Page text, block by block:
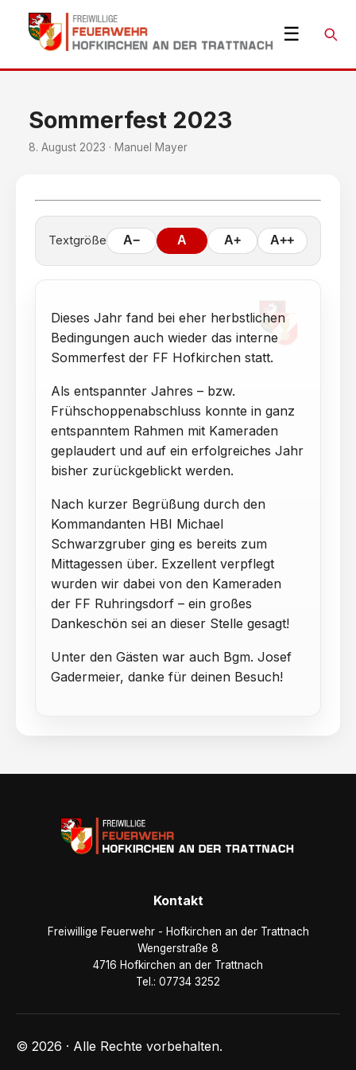
☰ Suche
Sommerfest 2023
8. August 2023 · Manuel Mayer
Textgröße A− A A+ A++
Dieses Jahr fand bei eher herbstlichen
Bedingungen auch wieder das interne
Sommerfest der FF Hofkirchen statt.
Als entspannter Jahres – bzw.
Frühschoppenabschluss konnte in ganz
entspanntem Rahmen mit Kameraden
geplaudert und auf ein erfolgreiches Jahr
bisher zurückgeblickt werden.
Nach kurzer Begrüßung durch den
Kommandanten HBI Michael
Schwarzgruber ging es bereits zum
Mittagessen über. Exzellent verpflegt
wurden wir dabei von den Kameraden
der FF Ruhringsdorf – ein großes
Dankeschön sei an dieser Stelle gesagt!
Unter den Gästen war auch Bgm. Josef
Gadermeier, danke für deinen Besuch!
Kontakt
Freiwillige Feuerwehr - Hofkirchen an der Trattnach
Wengerstraße 8
4716 Hofkirchen an der Trattnach
Tel.: 07734 3252
© 2026 · Alle Rechte vorbehalten.